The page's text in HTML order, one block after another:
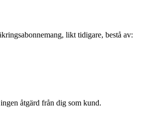
likt tidigare, bestå av:
åtgärd från dig som kund.